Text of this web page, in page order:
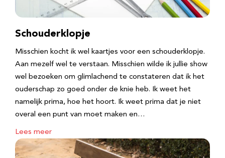
Schouderklopje
Misschien kocht ik wel kaartjes voor een schouderklopje.
Aan mezelf wel te verstaan. Misschien wilde ik jullie show
wel bezoeken om glimlachend te constateren dat ik het
ouderschap zo goed onder de knie heb. Ik weet het
namelijk prima, hoe het hoort. Ik weet prima dat je niet
overal een punt van moet maken en…
Lees meer